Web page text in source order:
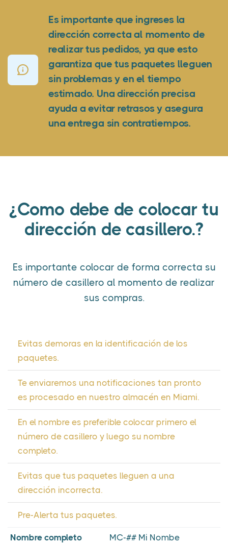
Es importante que ingreses la
dirección correcta al momento de
realizar tus pedidos, ya que esto
garantiza que tus paquetes lleguen
sin problemas y en el tiempo
estimado. Una dirección precisa
ayuda a evitar retrasos y asegura
una entrega sin contratiempos.
¿Como debe de colocar tu
dirección de casillero.?
Es importante colocar de forma correcta su
número de casillero al momento de realizar
sus compras.
Evitas demoras en la identificación de los
paquetes.
Te enviaremos una notificaciones tan pronto
es procesado en nuestro almacén en Miami.
En el nombre es preferible colocar primero el
número de casillero y luego su nombre
completo.
Evitas que tus paquetes lleguen a una
dirección incorrecta.
Pre-Alerta tus paquetes.
Nombre completo MC-## Mi Nombe